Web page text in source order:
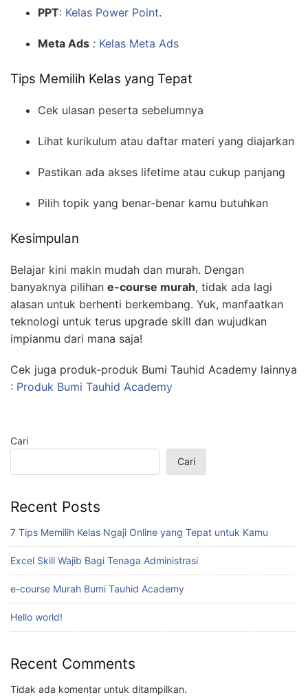
PPT: Kelas Power Point.
Meta Ads : Kelas Meta Ads
Tips Memilih Kelas yang Tepat
Cek ulasan peserta sebelumnya
Lihat kurikulum atau daftar materi yang diajarkan
Pastikan ada akses lifetime atau cukup panjang
Pilih topik yang benar-benar kamu butuhkan
Kesimpulan
Belajar kini makin mudah dan murah. Dengan
banyaknya pilihan e-course murah, tidak ada lagi
alasan untuk berhenti berkembang. Yuk, manfaatkan
teknologi untuk terus upgrade skill dan wujudkan
impianmu dari mana saja!
Cek juga produk-produk Bumi Tauhid Academy lainnya
: Produk Bumi Tauhid Academy
Cari
Cari
Recent Posts
7 Tips Memilih Kelas Ngaji Online yang Tepat untuk Kamu
Excel Skill Wajib Bagi Tenaga Administrasi
e-course Murah Bumi Tauhid Academy
Hello world!
Recent Comments
Tidak ada komentar untuk ditampilkan.